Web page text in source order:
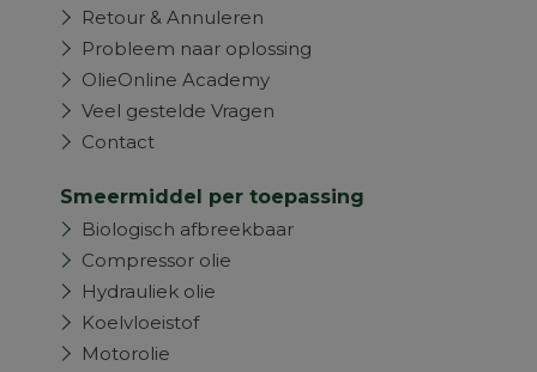
Retour & Annuleren
Probleem naar oplossing
OlieOnline Academy
Veel gestelde Vragen
Contact
Smeermiddel per toepassing
Biologisch afbreekbaar
Compressor olie
Hydrauliek olie
Koelvloeistof
Motorolie